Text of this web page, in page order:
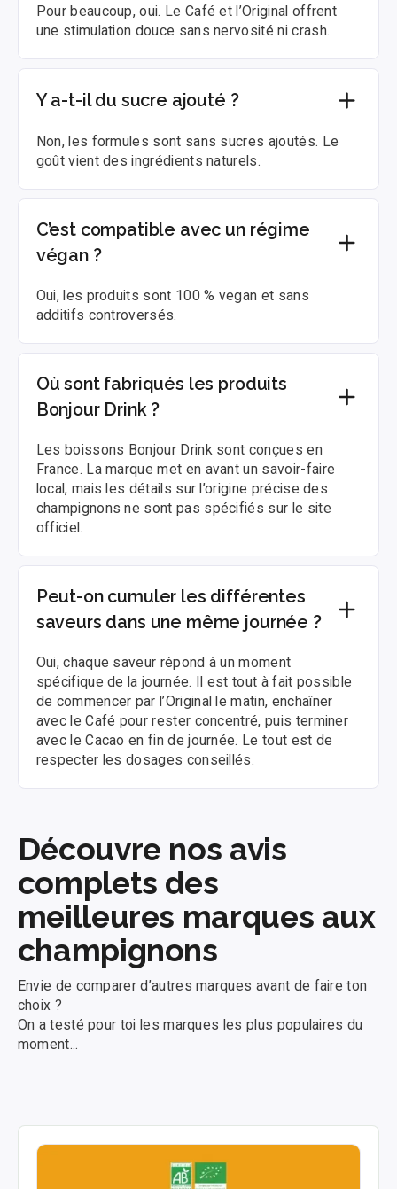
Pour beaucoup, oui. Le Café et l’Original offrent
une stimulation douce sans nervosité ni crash.
Y a-t-il du sucre ajouté ?
Non, les formules sont sans sucres ajoutés. Le
goût vient des ingrédients naturels.
C’est compatible avec un régime
végan ?
Oui, les produits sont 100 % vegan et sans
additifs controversés.
Où sont fabriqués les produits
Bonjour Drink ?
Les boissons Bonjour Drink sont conçues en
France. La marque met en avant un savoir-faire
local, mais les détails sur l’origine précise des
champignons ne sont pas spécifiés sur le site
officiel.
Peut-on cumuler les différentes
saveurs dans une même journée ?
Oui, chaque saveur répond à un moment
spécifique de la journée. Il est tout à fait possible
de commencer par l’Original le matin, enchaîner
avec le Café pour rester concentré, puis terminer
avec le Cacao en fin de journée. Le tout est de
respecter les dosages conseillés.
Découvre nos avis
complets des
meilleures marques aux
champignons
Envie de comparer d’autres marques avant de faire ton
choix ?
On a testé pour toi les marques les plus populaires du
moment...